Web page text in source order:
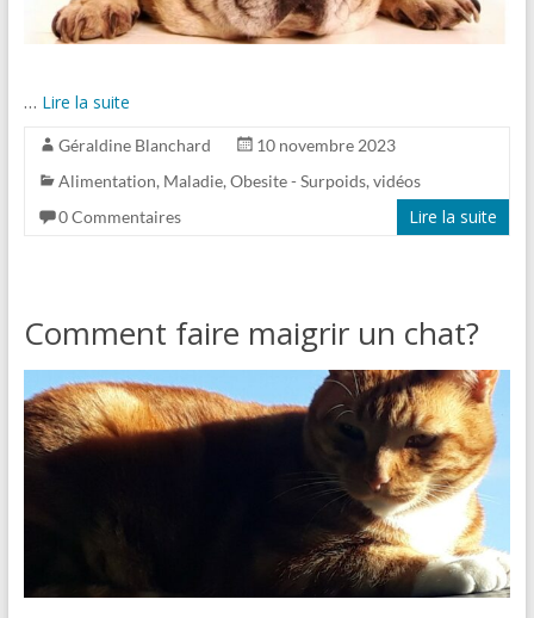
… Lire la suite
Géraldine Blanchard
10 novembre 2023
Alimentation, Maladie, Obesite - Surpoids, vidéos
0 Commentaires
Lire la suite
Comment faire maigrir un chat?